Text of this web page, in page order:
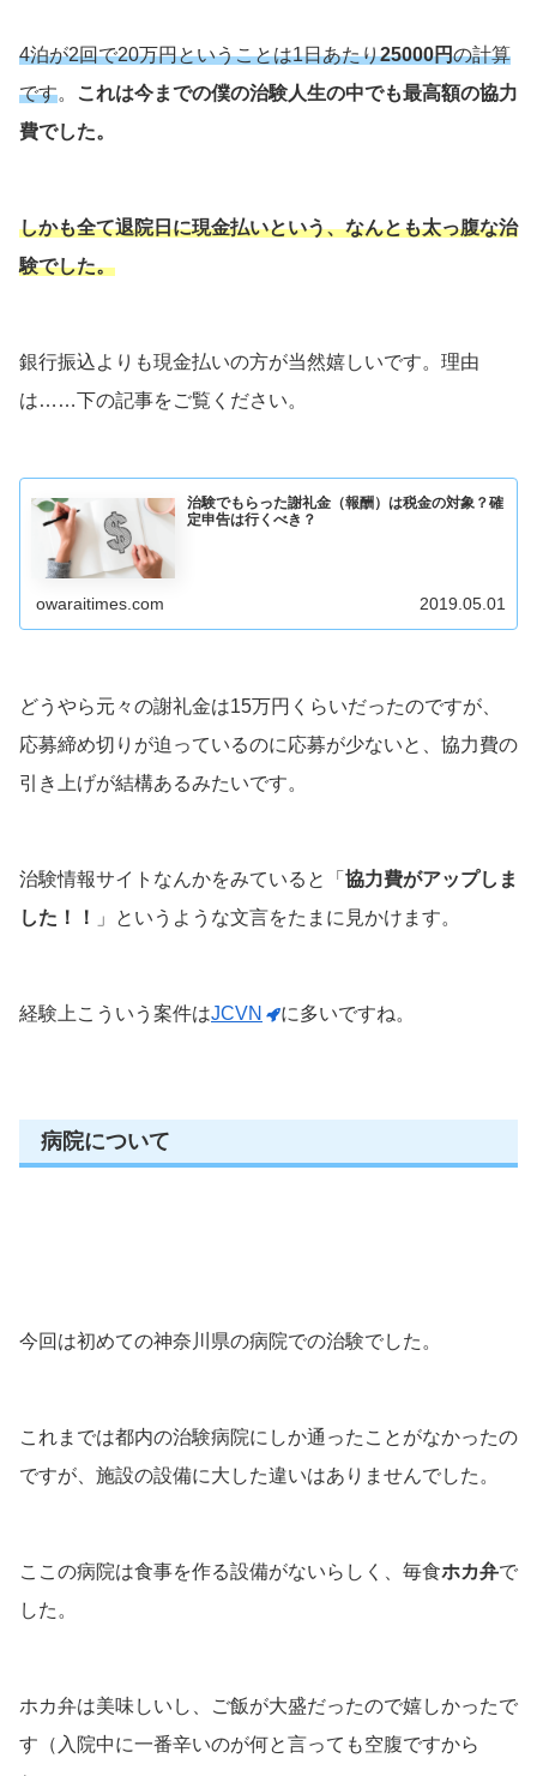
4泊が2回で20万円ということは1日あたり25000円の計算
です。
これは今までの僕の治験人生の中でも最高額の協力
費でした。
しかも全て退院日に現金払いという、なんとも太っ腹な治
験でした。
銀行振込よりも現金払いの方が当然嬉しいです。理由
は……下の記事をご覧ください。
治験でもらった謝礼金（報酬）は税金の対象？確
定申告は行くべき？
owaraitimes.com 2019.05.01
どうやら元々の謝礼金は15万円くらいだったのですが、
応募締め切りが迫っているのに応募が少ないと、協力費の
引き上げが結構あるみたいです。
治験情報サイトなんかをみていると「 協力費がアップしま
した！！
」というような文言をたまに見かけます。
経験上こういう案件はJCVN に多いですね。
病院について
今回は初めての神奈川県の病院での治験でした。
これまでは都内の治験病院にしか通ったことがなかったの
ですが、施設の設備に大した違いはありませんでした。
ここの病院は食事を作る設備がないらしく、毎食ホカ弁で
した。
ホカ弁は美味しいし、ご飯が大盛だったので嬉しかったで
す（入院中に一番辛いのが何と言っても空腹ですから